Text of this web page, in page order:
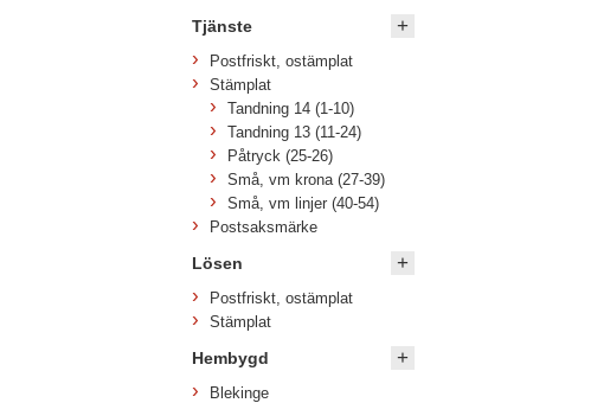
Tjänste
Postfriskt, ostämplat
Stämplat
Tandning 14 (1-10)
Tandning 13 (11-24)
Påtryck (25-26)
Små, vm krona (27-39)
Små, vm linjer (40-54)
Postsaksmärke
Lösen
Postfriskt, ostämplat
Stämplat
Hembygd
Blekinge